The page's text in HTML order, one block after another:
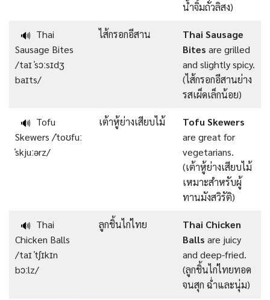
น้ำจิ้มถั่วลิสง)
🔊 Thai
Sausage Bites
/taɪ ˈsɔːsɪdʒ
baɪts/
ไส้กรอกอีสาน
Thai Sausage
Bites are grilled
and slightly spicy.
(ไส้กรอกอีสานย่าง
รสเผ็ดเล็กน้อย)
🔊 Tofu
Skewers /ˈtoʊfuː
ˈskjuːərz/
เต้าหู้ย่างเสียบไม้
Tofu Skewers
are great for
vegetarians.
(เต้าหู้ย่างเสียบไม้
เหมาะสำหรับผู้
ทานมังสวิรัติ)
🔊 Thai
Chicken Balls
/taɪ ˈtʃɪkɪn
bɔːlz/
ลูกชิ้นไก่ไทย
Thai Chicken
Balls are juicy
and deep-fried.
(ลูกชิ้นไก่ไทยทอด
จนสุก ฉ่ำและนุ่ม)